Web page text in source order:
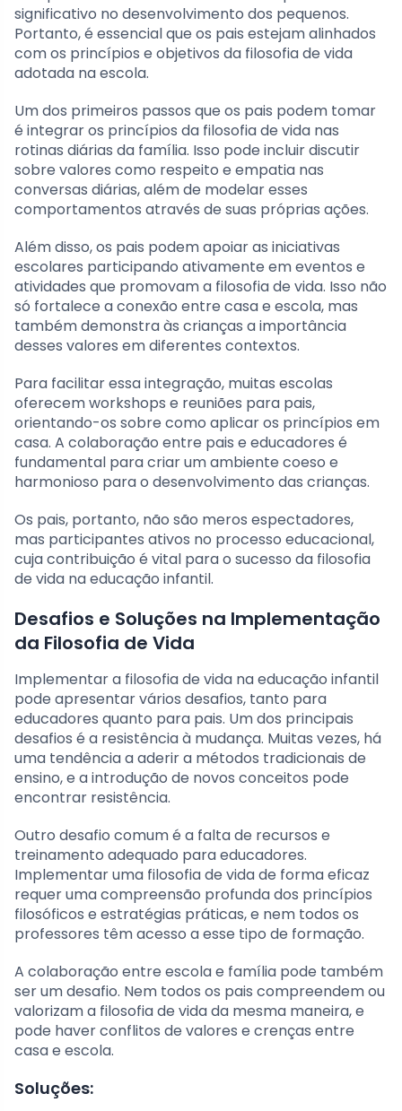
significativo no desenvolvimento dos pequenos.
Portanto, é essencial que os pais estejam alinhados
com os princípios e objetivos da filosofia de vida
adotada na escola.
Um dos primeiros passos que os pais podem tomar
é integrar os princípios da filosofia de vida nas
rotinas diárias da família. Isso pode incluir discutir
sobre valores como respeito e empatia nas
conversas diárias, além de modelar esses
comportamentos através de suas próprias ações.
Além disso, os pais podem apoiar as iniciativas
escolares participando ativamente em eventos e
atividades que promovam a filosofia de vida. Isso não
só fortalece a conexão entre casa e escola, mas
também demonstra às crianças a importância
desses valores em diferentes contextos.
Para facilitar essa integração, muitas escolas
oferecem workshops e reuniões para pais,
orientando-os sobre como aplicar os princípios em
casa. A colaboração entre pais e educadores é
fundamental para criar um ambiente coeso e
harmonioso para o desenvolvimento das crianças.
Os pais, portanto, não são meros espectadores,
mas participantes ativos no processo educacional,
cuja contribuição é vital para o sucesso da filosofia
de vida na educação infantil.
Desafios e Soluções na Implementação
da Filosofia de Vida
Implementar a filosofia de vida na educação infantil
pode apresentar vários desafios, tanto para
educadores quanto para pais. Um dos principais
desafios é a resistência à mudança. Muitas vezes, há
uma tendência a aderir a métodos tradicionais de
ensino, e a introdução de novos conceitos pode
encontrar resistência.
Outro desafio comum é a falta de recursos e
treinamento adequado para educadores.
Implementar uma filosofia de vida de forma eficaz
requer uma compreensão profunda dos princípios
filosóficos e estratégias práticas, e nem todos os
professores têm acesso a esse tipo de formação.
A colaboração entre escola e família pode também
ser um desafio. Nem todos os pais compreendem ou
valorizam a filosofia de vida da mesma maneira, e
pode haver conflitos de valores e crenças entre
casa e escola.
Soluções: